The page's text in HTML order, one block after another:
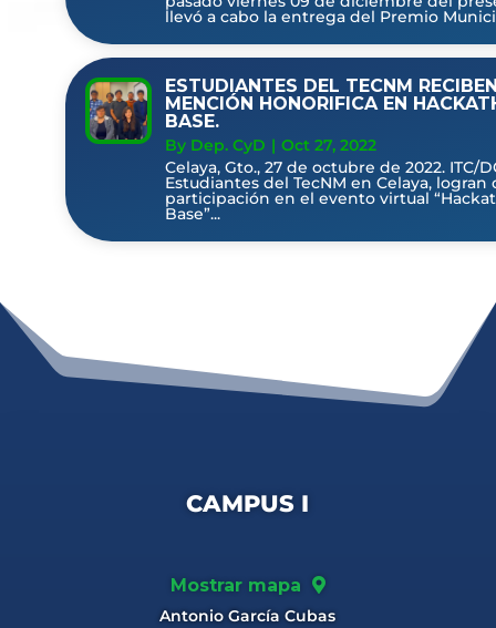
llevó a cabo la entrega del Premio
ESTUDIANTES DEL TECNM
MENCIÓN HONORIFICA EN
BASE.
By Dep. CyD | Oct 27, 2022
Celaya, Gto., 27 de octubre de 2022. ITC/
Estudiantes del TecNM en Celaya, logran
participación en el evento virtual
Base”...
CAMPUS I
Mostrar mapa
Antonio García Cubas